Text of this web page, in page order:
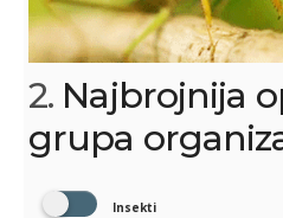
2. Najbrojnija
grupa
Insekti